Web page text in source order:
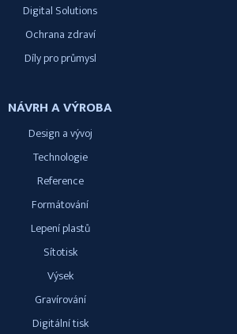
Digital Solutions
Ochrana zdraví
Díly pro průmysl
NÁVRH A VÝROBA
Design a vývoj
Technologie
Reference
Formátování
Lepení plastů
Sítotisk
Výsek
Gravírování
Digitální tisk